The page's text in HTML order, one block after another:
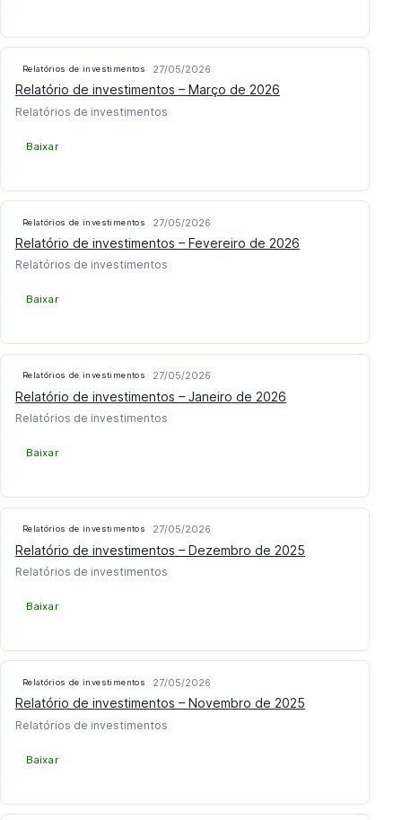
Relatórios de investimentos 27/05/2026
Relatório de investimentos – Março de 2026
Relatórios de investimentos
Baixar
Relatórios de investimentos 27/05/2026
Relatório de investimentos – Fevereiro de 2026
Relatórios de investimentos
Baixar
Relatórios de investimentos 27/05/2026
Relatório de investimentos – Janeiro de 2026
Relatórios de investimentos
Baixar
Relatórios de investimentos 27/05/2026
Relatório de investimentos – Dezembro de 2025
Relatórios de investimentos
Baixar
Relatórios de investimentos 27/05/2026
Relatório de investimentos – Novembro de 2025
Relatórios de investimentos
Baixar